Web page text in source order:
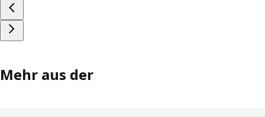
Mehr aus der